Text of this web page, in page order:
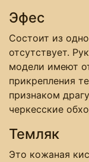
Эфес
Состоит из
отсутствует.
модели имеют
прикрепления
признаком
черкесские
Темляк
Это кожаная